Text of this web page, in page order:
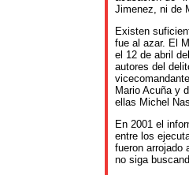
Jimenez, ni de
Existen
fue al azar. El
el 12 de abril
autores del
Mario Acuña y
ellas Michel
En 2001 el
entre los
fueron arrojado
no siga